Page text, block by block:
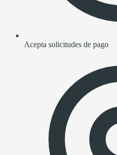
Acepta solicitudes de pago